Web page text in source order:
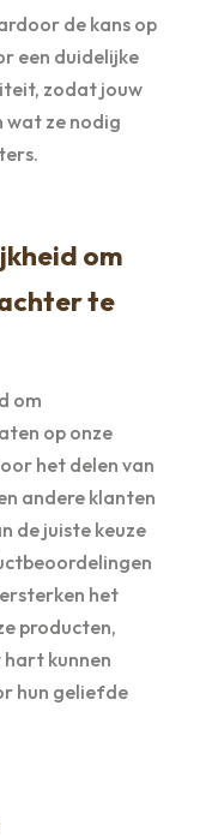
de kans op
een duidelijke
zodat jouw
wat ze nodig
om
te
om
op onze
het delen van
andere klanten
de juiste keuze
het
producten,
kunnen
hun geliefde